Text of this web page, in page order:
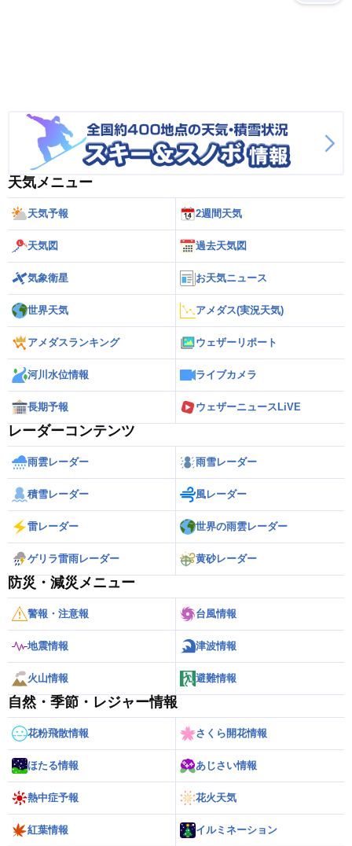
天気メニュー
天気予報 2週間天気
天気図 過去天気図
気象衛星 お天気ニュース
世界天気 アメダス(実況天気)
アメダスランキング ウェザーリポート
河川水位情報 ライブカメラ
長期予報 ウェザーニュースLiVE
レーダーコンテンツ
雨雲レーダー 雨雪レーダー
積雪レーダー 風レーダー
雷レーダー 世界の雨雲レーダー
ゲリラ雷雨レーダー 黄砂レーダー
防災・減災メニュー
警報・注意報 台風情報
地震情報 津波情報
火山情報 避難情報
自然・季節・レジャー情報
花粉飛散情報 さくら開花情報
ほたる情報 あじさい情報
熱中症予報 花火天気
紅葉情報 イルミネーション